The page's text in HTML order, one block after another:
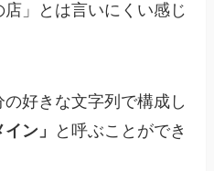
」とは言いにくい感じ
好きな文字列で構成し
ン」
と呼ぶことができ